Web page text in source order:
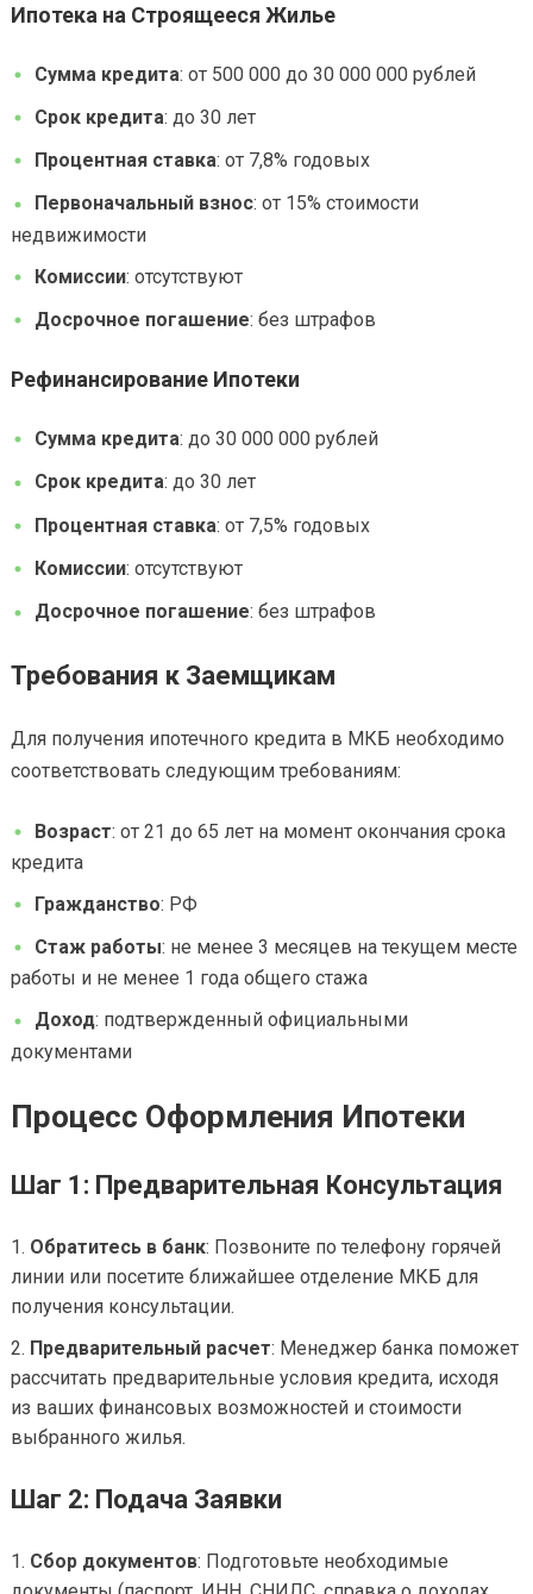
Ипотека на Строящееся Жилье
Сумма кредита: от 500 000 до 30 000 000 рублей
Срок кредита: до 30 лет
Процентная ставка: от 7,8% годовых
Первоначальный взнос: от 15% стоимости
недвижимости
Комиссии: отсутствуют
Досрочное погашение: без штрафов
Рефинансирование Ипотеки
Сумма кредита: до 30 000 000 рублей
Срок кредита: до 30 лет
Процентная ставка: от 7,5% годовых
Комиссии: отсутствуют
Досрочное погашение: без штрафов
Требования к Заемщикам
Для получения ипотечного кредита в МКБ необходимо
соответствовать следующим требованиям:
Возраст: от 21 до 65 лет на момент окончания срока
кредита
Гражданство: РФ
Стаж работы: не менее 3 месяцев на текущем месте
работы и не менее 1 года общего стажа
Доход: подтвержденный официальными
документами
Процесс Оформления Ипотеки
Шаг 1: Предварительная Консультация
Обратитесь в банк: Позвоните по телефону горячей
линии или посетите ближайшее отделение МКБ для
получения консультации.
Предварительный расчет: Менеджер банка поможет
рассчитать предварительные условия кредита, исходя
из ваших финансовых возможностей и стоимости
выбранного жилья.
Шаг 2: Подача Заявки
Сбор документов: Подготовьте необходимые